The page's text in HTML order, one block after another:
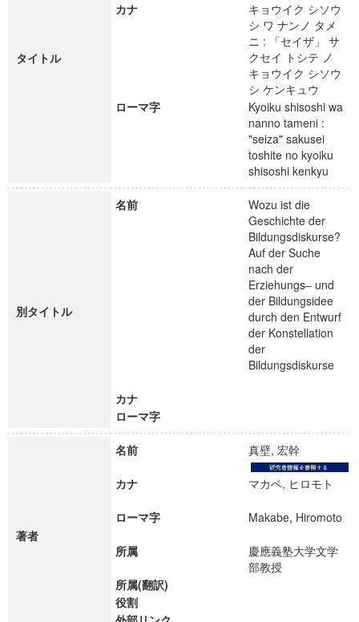
タイトル
カナ
キョウイク シソウ
シ ワ ナンノ タメ
ニ : 「セイザ」 サ
クセイ トシテ ノ
キョウイク シソウ
シ ケンキュウ
ローマ字
Kyoiku shisoshi wa
nanno tameni :
"seiza" sakusei
toshite no kyoiku
shisoshi kenkyu
別タイトル
名前
Wozu ist die
Geschichte der
Bildungsdiskurse?
Auf der Suche
nach der
Erziehungs‒ und
der Bildungsidee
durch den Entwurf
der Konstellation
der
Bildungsdiskurse
カナ
ローマ字
著者
名前 真壁, 宏幹
カナ マカベ, ヒロモト
ローマ字 Makabe, Hiromoto
所属
慶應義塾大学文学
部教授
所属(翻訳)
役割